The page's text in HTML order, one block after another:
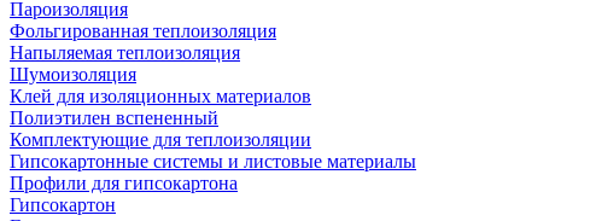
Пароизоляция
Фольгированная теплоизоляция
Напыляемая теплоизоляция
Шумоизоляция
Клей для изоляционных материалов
Полиэтилен вспененный
Комплектующие для теплоизоляции
Гипсокартонные системы и листовые материалы
Профили для гипсокартона
Гипсокартон